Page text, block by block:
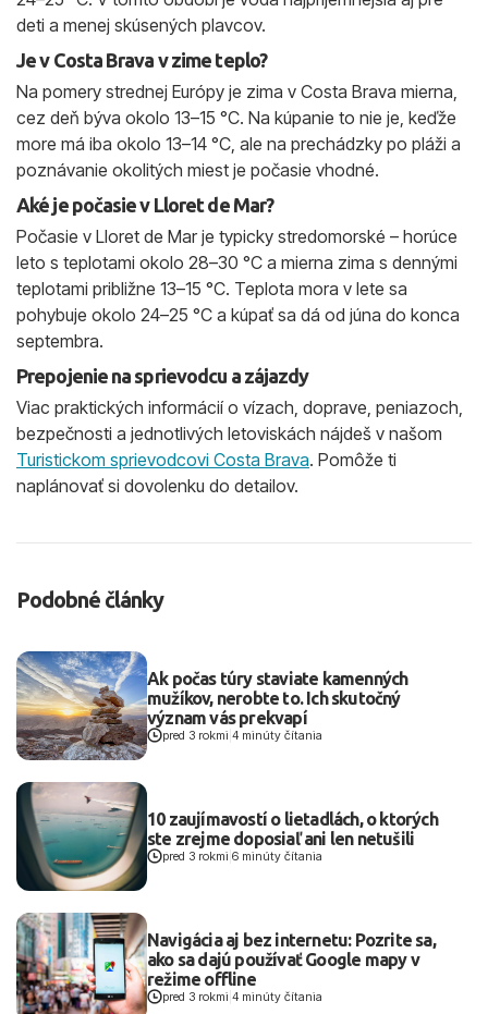
deti a menej skúsených plavcov.
Je v Costa Brava v zime teplo?
Na pomery strednej Európy je zima v Costa Brava mierna,
cez deň býva okolo 13–15 °C. Na kúpanie to nie je, keďže
more má iba okolo 13–14 °C, ale na prechádzky po pláži a
poznávanie okolitých miest je počasie vhodné.
Aké je počasie v Lloret de Mar?
Počasie v Lloret de Mar je typicky stredomorské – horúce
leto s teplotami okolo 28–30 °C a mierna zima s dennými
teplotami približne 13–15 °C. Teplota mora v lete sa
pohybuje okolo 24–25 °C a kúpať sa dá od júna do konca
septembra.
Prepojenie na sprievodcu a zájazdy
Viac praktických informácií o vízach, doprave, peniazoch,
bezpečnosti a jednotlivých letoviskách nájdeš v našom
Turistickom sprievodcovi Costa Brava. Pomôže ti
naplánovať si dovolenku do detailov.
Podobné články
Ak počas túry staviate kamenných
mužíkov, nerobte to. Ich skutočný
význam vás prekvapí
pred 3 rokmi 4 minúty čítania
10 zaujímavostí o lietadlách, o ktorých
ste zrejme doposiaľ ani len netušili
pred 3 rokmi 6 minúty čítania
Navigácia aj bez internetu: Pozrite sa,
ako sa dajú používať Google mapy v
režime offline
pred 3 rokmi 4 minúty čítania